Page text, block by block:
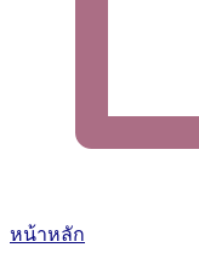
หน้าหลัก